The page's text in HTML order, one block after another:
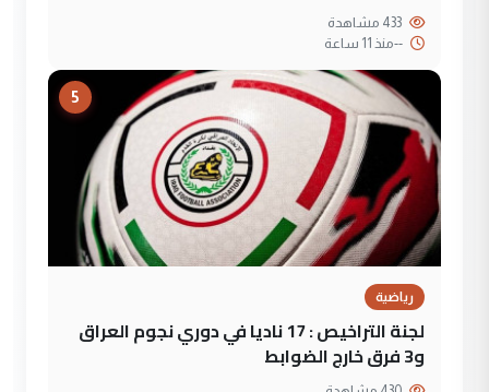
--منذ 11 ساعة
5
رياضية
لجنة التراخيص : 17 ناديا في دوري نجوم العراق
و3 فرق خارج الضوابط